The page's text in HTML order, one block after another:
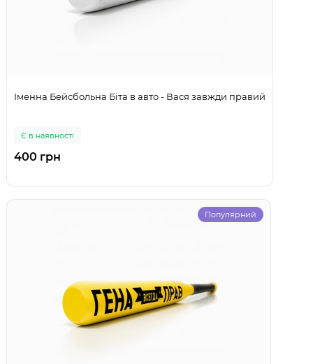
Іменна Бейсбольна Біта в авто - Вася завжди правий
Є в наявності
400 грн
Популярний